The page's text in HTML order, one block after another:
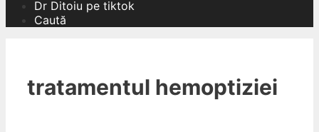
Dr Ditoiu pe tiktok
Caută
tratamentul hemoptiziei